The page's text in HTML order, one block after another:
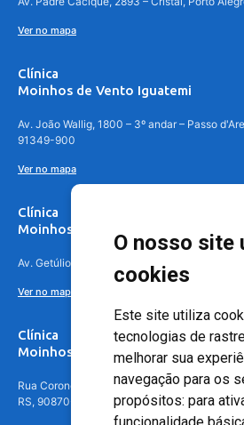
O nosso site
cookies
Este site utiliza
tecnologias de
melhorar sua
navegação para os
propósitos: para
Ver no mapa
Clínica
Moinhos de Vento Iguatemi
Av. João Wallig, 1800 – 3º andar – Passo
91349-900
Ver no mapa
Clínica
Moinhos de Vento Canoas
Av. Getúlio Vargas, 4841 – Centro, Canoas –
Ver no mapa
Clínica
Moinhos de Vento - Teresópolis
Rua Coronel Aparício Borges, 250 - 3º andar
RS, 90870-016